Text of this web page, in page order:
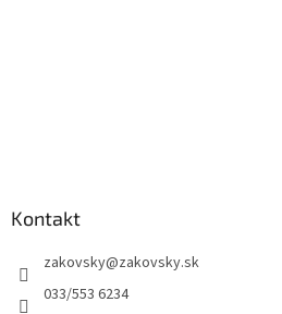
Kontakt
zakovsky@zakovsky.sk
033/553 6234